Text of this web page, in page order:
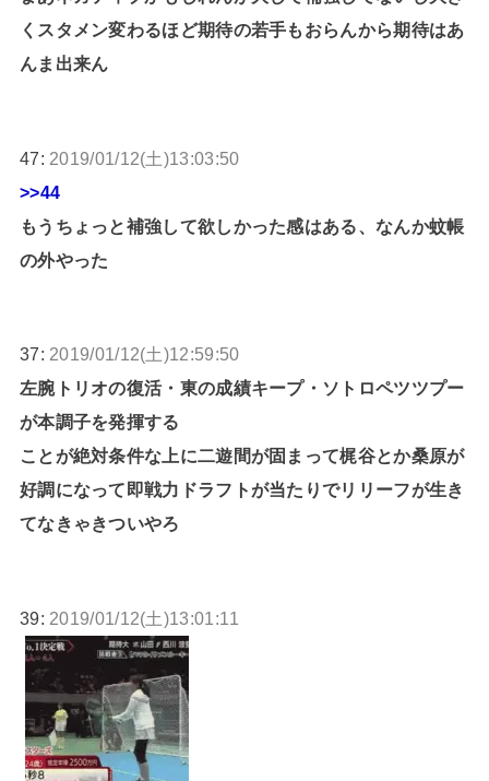
くスタメン変わるほど期待の若手もおらんから期待はあ
んま出来ん
47: 2019/01/12(土)13:03:50
>>44
もうちょっと補強して欲しかった感はある、なんか蚊帳
の外やった
37: 2019/01/12(土)12:59:50
左腕トリオの復活・東の成績キープ・ソトロペツツプー
が本調子を発揮する
ことが絶対条件な上に二遊間が固まって梶谷とか桑原が
好調になって即戦力ドラフトが当たりでリリーフが生き
てなきゃきついやろ
39: 2019/01/12(土)13:01:11